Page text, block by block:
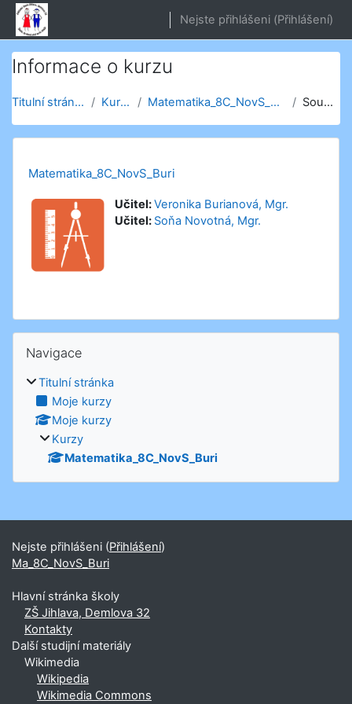
Přejít k hlavnímu obsahu
Nejste přihlášeni (Přihlášení)
Informace o kurzu
Titulní stránka Kurzy Matematika_8C_NovS_Buri Souhrn
Matematika_8C_NovS_Buri
Učitel:Veronika Burianová, Mgr.
Učitel: Soňa Novotná, Mgr.
Navigace
Titulní stránka
Moje kurzy
Moje kurzy
Kurzy
Matematika_8C_NovS_Buri
Nejste přihlášeni (Přihlášení)
Ma_8C_NovS_Buri
Hlavní stránka školy
ZŠ Jihlava, Demlova 32
Kontakty
Další studijní materiály
Wikimedia
Wikipedia
Wikimedia Commons